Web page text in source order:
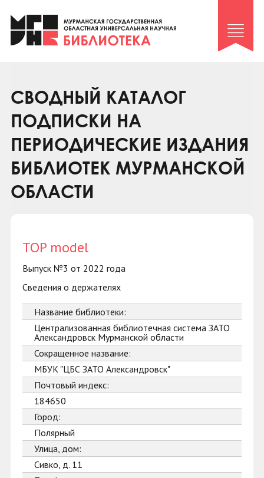
Клуб «Гиря и сельдерей»
Клуб «Семейный архив»
Коллегам
Контакты
СВОДНЫЙ КАТАЛОГ
ПОДПИСКИ НА
ПЕРИОДИЧЕСКИЕ ИЗДАНИЯ
БИБЛИОТЕК МУРМАНСКОЙ
ОБЛАСТИ
TOP model
Выпуск №3 от 2022 года
Сведения о держателях
Название библиотеки:
Централизованная библиотечная система ЗАТО
Александровск Мурманской области
Сокращенное название:
МБУК "ЦБС ЗАТО Александровск"
Почтовый индекс:
184650
Город:
Полярный
Улица, дом:
Сивко, д. 11